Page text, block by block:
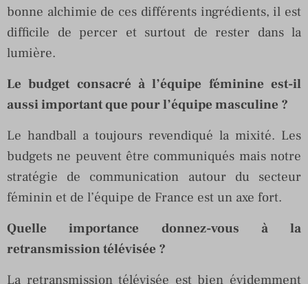
bonne alchimie de ces différents ingrédients, il est
difficile de percer et surtout de rester dans la
lumière.
Le budget consacré à l’équipe féminine est-il
aussi important que pour l’équipe masculine ?
Le handball a toujours revendiqué la mixité. Les
budgets ne peuvent être communiqués mais notre
stratégie de communication autour du secteur
féminin et de l’équipe de France est un axe fort.
Quelle importance donnez-vous à la
retransmission télévisée ?
La retransmission télévisée est bien évidemment